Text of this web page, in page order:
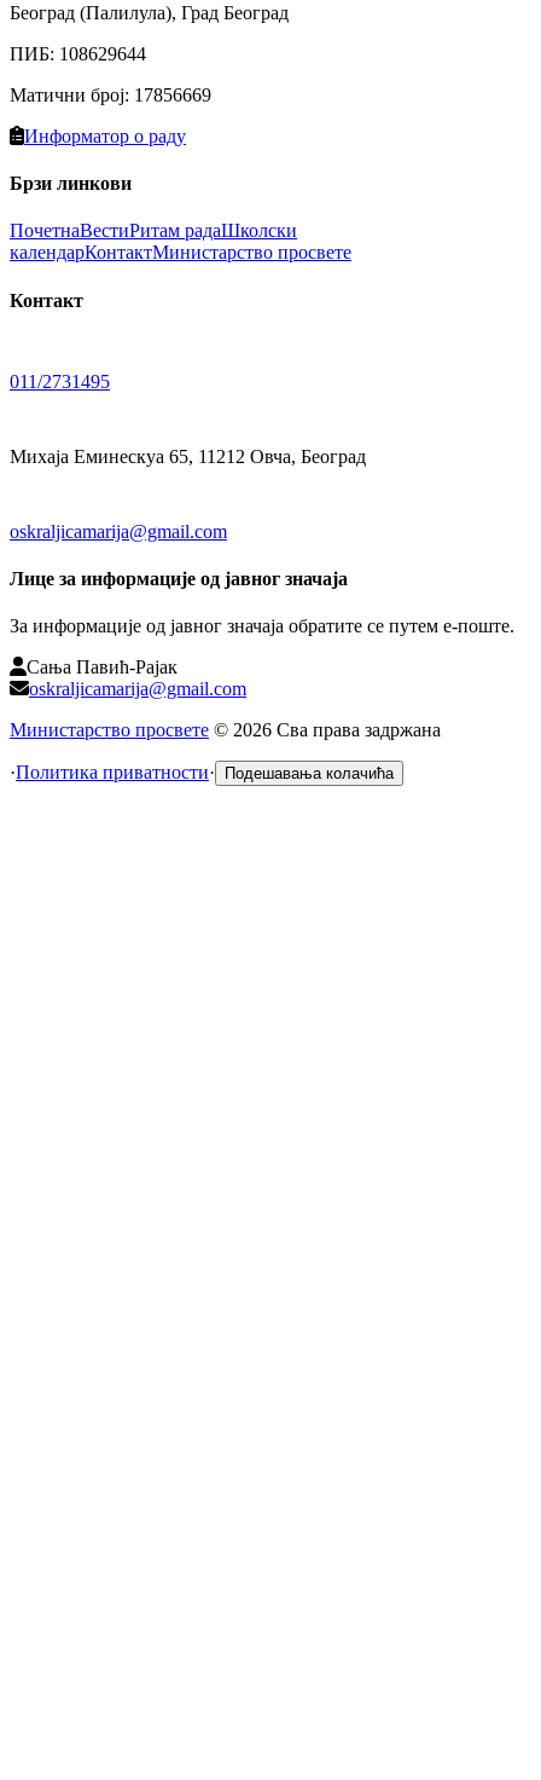
Београд (Палилула), Град Београд
ПИБ: 108629644
Матични број: 17856669
Информатор о раду
Брзи линкови
ПочетнаВестиРитам радаШколски
календарКонтактМинистарство просвете
Контакт
011/2731495
Михаја Еминескуа 65, 11212 Овча, Београд
oskraljicamarija@gmail.com
Лице за информације од јавног значаја
За информације од јавног значаја обратите се путем е-поште.
Сања Павић-Рајак
oskraljicamarija@gmail.com
Министарство просвете © 2026 Сва права задржана
·Политика приватности· Подешавања колачића